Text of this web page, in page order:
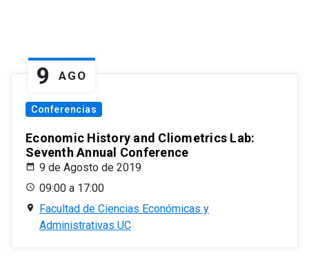
9 AGO
Conferencias
Economic History and Cliometrics Lab:
Seventh Annual Conference
9 de Agosto de 2019
09:00 a 17:00
Facultad de Ciencias Económicas y
Administrativas UC